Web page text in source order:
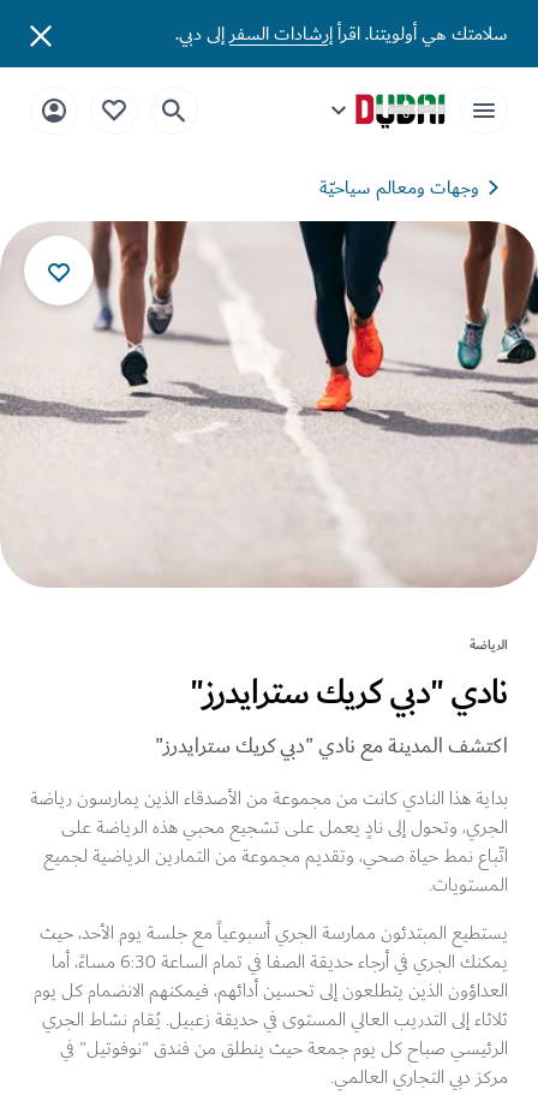
هي أولويتنا. اقرأإرشادات السفرإلى دبي.
وجهات ومعالم سياحيّة
"دبي كريك سترايدرز"
المدينة مع نادي "دبي كريك سترايدرز"
هذا النادي كانت من مجموعة من الأصدقاء الذين يمارسون رياضة
وتحول إلى نادٍ يعمل على تشجيع محبي هذه الرياضة على
نمط حياة صحي، وتقديم مجموعة من التمارين الرياضية لجميع
المبتدئون ممارسة الجري أسبوعياً مع جلسة يوم الأحد، حيث
يمكنك الجري في أرجاء حديقة الصفا في تمام الساعة 6:30 مساءً، أما
الذين يتطلعون إلى تحسين أدائهم، فيمكنهم الانضمام كل يوم
إلى التدريب العالي المستوى في حديقة زعبيل. يُقام نشاط الجري
صباح كل يوم جمعة حيث ينطلق من فندق "نوفوتيل" في
دبي التجاري العالمي.